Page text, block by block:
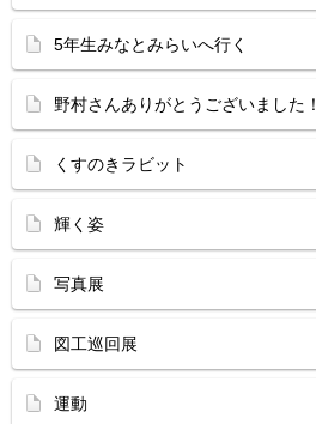
5年生みなとみらいへ行く
野村さんありがとうございました！
くすのきラビット
輝く姿
写真展
図工巡回展
運動